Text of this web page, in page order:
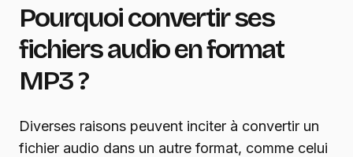
Pourquoi convertir ses
fichiers audio en format
MP3 ?
Diverses raisons peuvent inciter à convertir un
fichier audio dans un autre format, comme celui